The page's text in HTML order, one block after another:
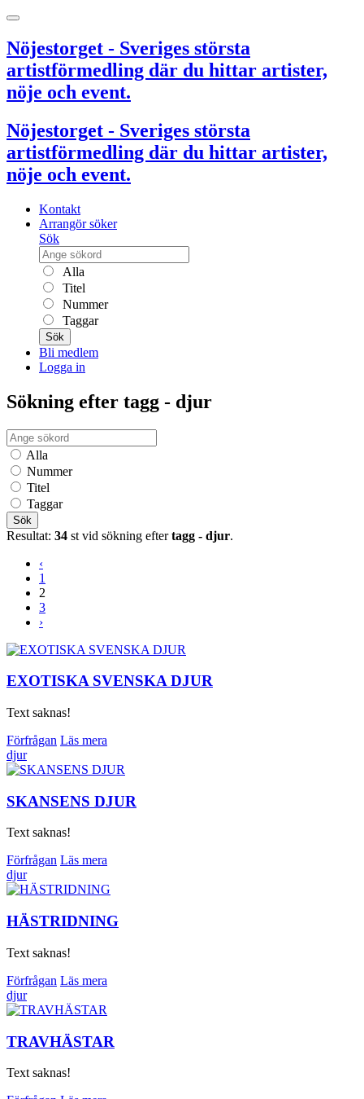
Nöjestorget - Sveriges största
artistförmedling där du hittar artister,
nöje och event.
Nöjestorget - Sveriges största
artistförmedling där du hittar artister,
nöje och event.
Kontakt
Arrangör söker
Sök
Alla
Titel
Nummer
Taggar
Sök
Bli medlem
Logga in
Sökning efter tagg - djur
Alla
Nummer
Titel
Taggar
Sök
Resultat: 34 st vid sökning eftertagg - djur.
‹
1
2
3
›
EXOTISKA SVENSKA DJUR
Text saknas!
Förfrågan Läs mera
djur
SKANSENS DJUR
Text saknas!
Förfrågan Läs mera
djur
HÄSTRIDNING
Text saknas!
Förfrågan Läs mera
djur
TRAVHÄSTAR
Text saknas!